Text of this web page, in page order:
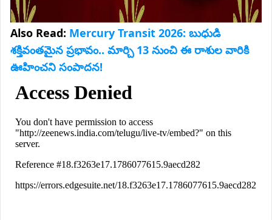
Also Read: Mercury Transit 2026: బుధుడి
శక్తివంతమైన ప్రభావం.. మార్చి 13 నుంచి ఈ రాశుల వారికి
ఊహించని సంపాదన!